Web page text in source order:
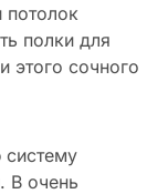
потолок
полки для
этого сочного
систему
В очень